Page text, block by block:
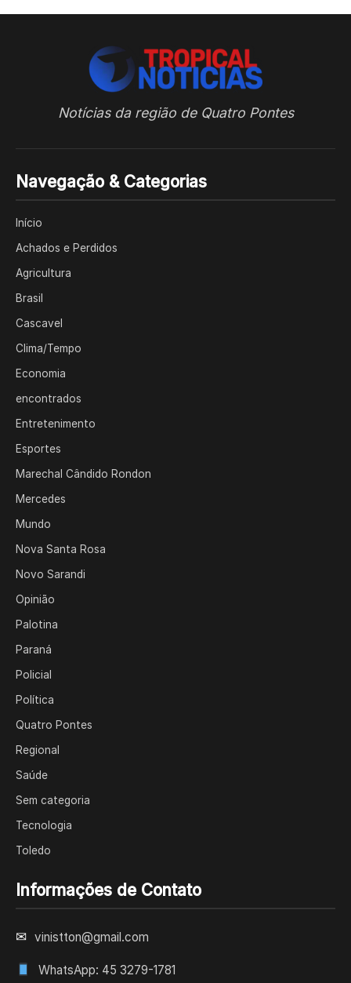
Notícias da região de Quatro Pontes
Navegação & Categorias
Início
Achados e Perdidos
Agricultura
Brasil
Cascavel
Clima/Tempo
Economia
encontrados
Entretenimento
Esportes
Marechal Cândido Rondon
Mercedes
Mundo
Nova Santa Rosa
Novo Sarandi
Opinião
Palotina
Paraná
Policial
Política
Quatro Pontes
Regional
Saúde
Sem categoria
Tecnologia
Toledo
Informações de Contato
✉ vinistton@gmail.com
WhatsApp: 45 3279-1781